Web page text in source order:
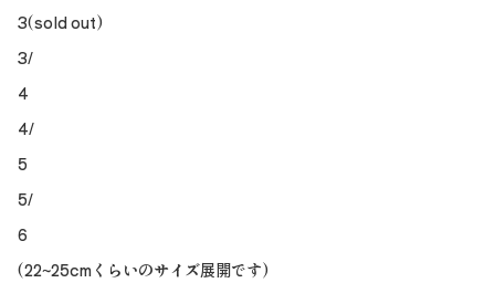
3(sold out)
3/
4
4/
5
5/
6
(22~25cmくらいのサイズ展開です)